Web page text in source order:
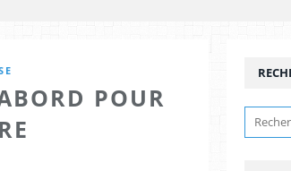
POUR